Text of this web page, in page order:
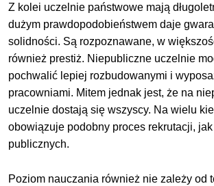
Z kolei uczelnie państwowe mają
dużym prawdopodobieństwem daje
solidności. Są rozpoznawane, w
również prestiż. Niepubliczne uczelnie
pochwalić lepiej rozbudowanymi i
pracowniami. Mitem jednak jest, że na
uczelnie dostają się wszyscy. Na wielu
obowiązuje podobny proces rekrutacji,
publicznych.
Poziom nauczania również nie zależy od